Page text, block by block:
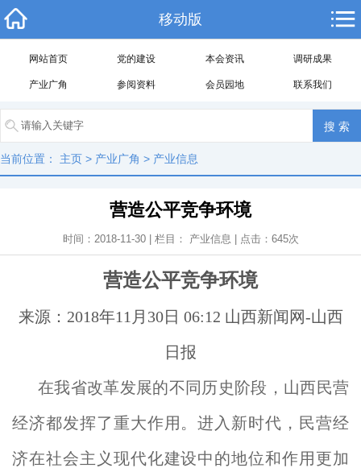
移动版
网站首页 党的建设 本会资讯 调研成果
产业广角 参阅资料 会员园地 联系我们
当前位置： 主页 > 产业广角 > 产业信息
营造公平竞争环境
时间：2018-11-30 | 栏目： 产业信息 | 点击： 645次
营造公平竞争环境
来源：2018年11月30日 06:12 山西新闻网-山西
日报
在我省改革发展的不同历史阶段，山西民营
经济都发挥了重大作用。进入新时代，民营经
济在社会主义现代化建设中的地位和作用更加